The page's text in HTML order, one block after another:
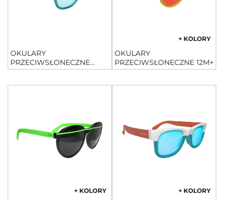
OKULARY
PRZECIWSŁONECZNE
24M+ POLARIZED
+ KOLORY
OKULARY
PRZECIWSŁONECZNE 12M+
+ KOLORY + KOLORY